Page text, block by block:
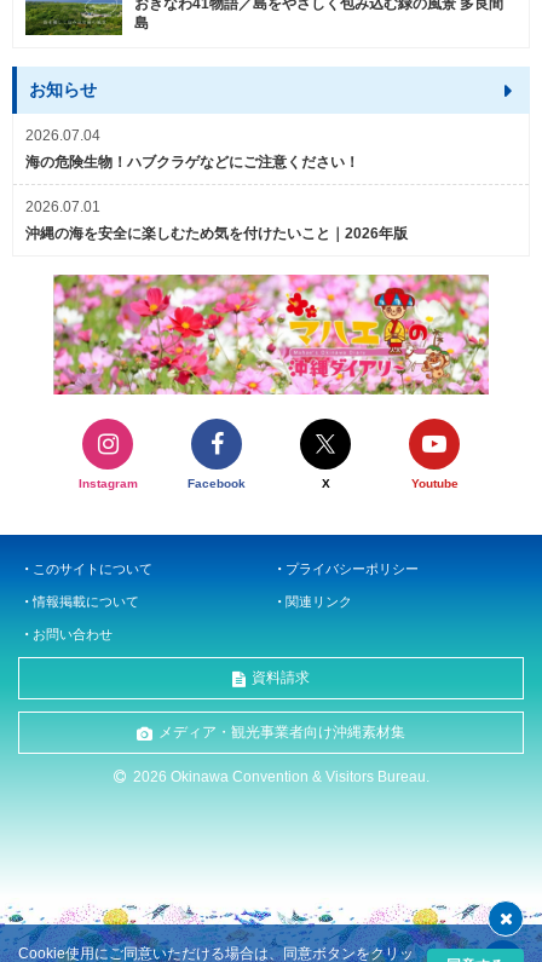
おきなわ41物語／島をやさしく包み込む緑の風景 多良間
島
お知らせ
2026.07.04
海の危険生物！ハブクラゲなどにご注意ください！
2026.07.01
沖縄の海を安全に楽しむため気を付けたいこと｜2026年版
Instagram Facebook X Youtube
このサイトについて プライバシーポリシー
情報掲載について 関連リンク
お問い合わせ
資料請求
メディア・観光事業者向け沖縄素材集
2026 Okinawa Convention & Visitors Bureau.
Cookie使用にご同意いただける場合は、同意ボタンをクリッ